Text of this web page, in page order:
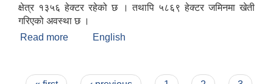
क्षेत्र १३५६ हेक्टर रहेको छ । तथापि ५८६९ हेक्टर जमिनमा खेती
गरिएको अवस्था छ ।
Read more about मन्थली नगरपालिकाको संक्षिप्त चिनारी
English